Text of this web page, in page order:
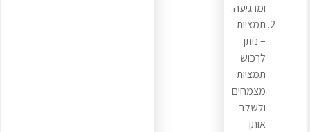
ומרגיעה.
תמציות
– ניתן
לרכוש
תמציות
מצמחים
ולשלב
אותן